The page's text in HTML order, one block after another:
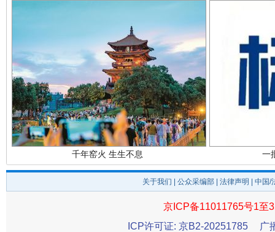
千年窑火 生生不息 一
关于我们 公众采编部 法律声明 | 中国
京ICP备11011765号1至
ICP许可证: 京B2-20251785
广